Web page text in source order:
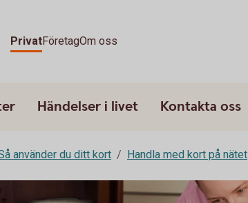
PrivatFöretagOm oss
Händelser i livet Kontakta oss
använder du ditt kort Handla med kort på nätet